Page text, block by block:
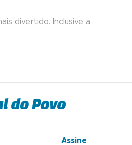
divertido. Inclusive a
Assine